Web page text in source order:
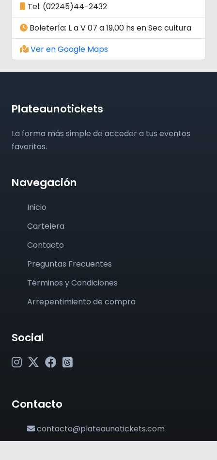
Tel: (02245)44-2432
Boletería: L a V 07 a 19,00 hs en Sec cultura
Ver en Google Maps
Plateaunotickets
La forma más simple de acceder a tus eventos
favoritos.
Navegación
Inicio
Cartelera
Contacto
Preguntas Frecuentes
Términos y Condiciones
Arrepentimiento de compra
Social
Contacto
contacto@plateaunotickets.com